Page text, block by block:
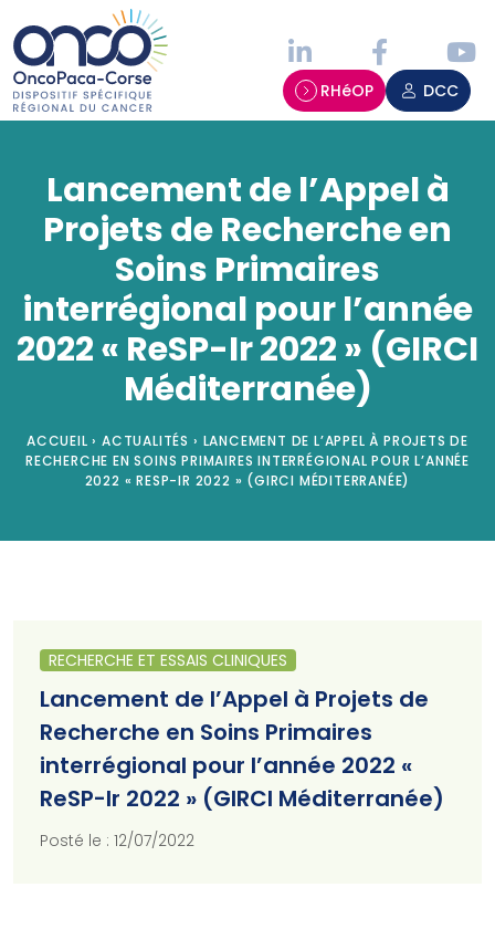
RHéOP DCC
Lancement de l’Appel à
Projets de Recherche en
Soins Primaires
interrégional pour l’année
2022 « ReSP-Ir 2022 » (GIRCI
Méditerranée)
ACCUEIL › ACTUALITÉS › LANCEMENT DE L’APPEL À PROJETS DE
RECHERCHE EN SOINS PRIMAIRES INTERRÉGIONAL POUR L’ANNÉE
2022 « RESP-IR 2022 » (GIRCI MÉDITERRANÉE)
RECHERCHE ET ESSAIS CLINIQUES
Lancement de l’Appel à Projets de
Recherche en Soins Primaires
interrégional pour l’année 2022 «
ReSP-Ir 2022 » (GIRCI Méditerranée)
Posté le : 12/07/2022
Panneau de gestion des cookies